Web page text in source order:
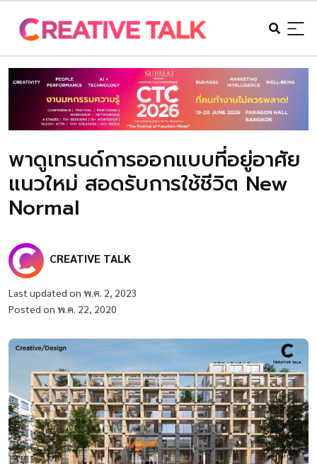
พาดูเทรนด์การออกแบบที่อยู่อาศัย
แนวใหม่ สอดรับการใช้ชีวิต New
Normal
CREATIVE TALK
Last updated on พ.ค. 2, 2023
Posted on พ.ค. 22, 2020